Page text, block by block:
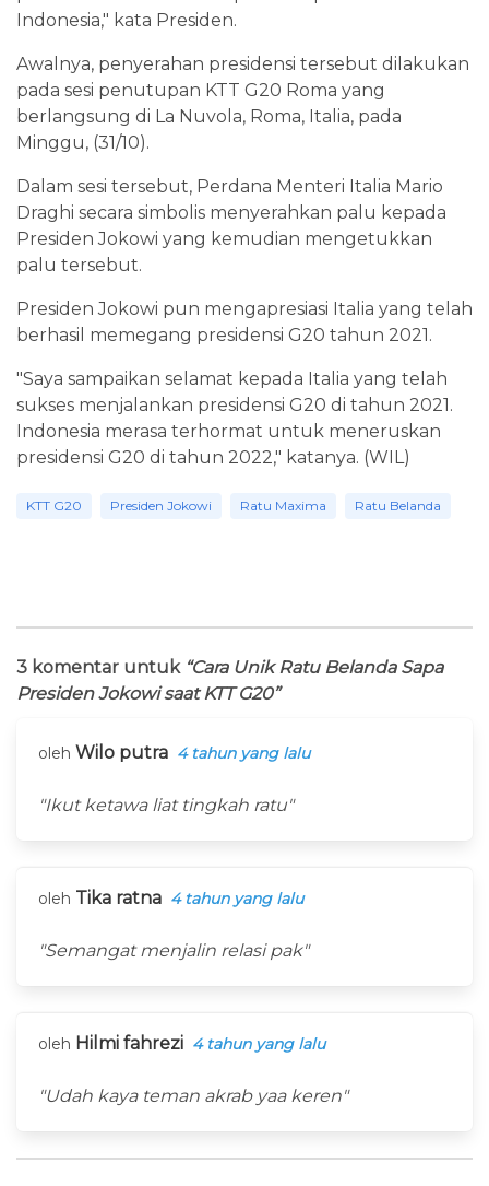
Indonesia," kata Presiden.
Awalnya, penyerahan presidensi tersebut dilakukan
pada sesi penutupan KTT G20 Roma yang
berlangsung di La Nuvola, Roma, Italia, pada
Minggu, (31/10).
Dalam sesi tersebut, Perdana Menteri Italia Mario
Draghi secara simbolis menyerahkan palu kepada
Presiden Jokowi yang kemudian mengetukkan
palu tersebut.
Presiden Jokowi pun mengapresiasi Italia yang telah
berhasil memegang presidensi G20 tahun 2021.
"Saya sampaikan selamat kepada Italia yang telah
sukses menjalankan presidensi G20 di tahun 2021.
Indonesia merasa terhormat untuk meneruskan
presidensi G20 di tahun 2022," katanya. (WIL)
KTT G20 Presiden Jokowi Ratu Maxima Ratu Belanda
3 komentar untuk “Cara Unik Ratu Belanda Sapa
Presiden Jokowi saat KTT G20”
oleh Wilo putra 4 tahun yang lalu
"Ikut ketawa liat tingkah ratu"
oleh Tika ratna 4 tahun yang lalu
"Semangat menjalin relasi pak"
oleh Hilmi fahrezi 4 tahun yang lalu
"Udah kaya teman akrab yaa keren"